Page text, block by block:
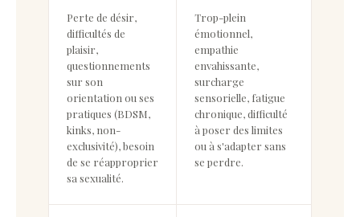
Perte de désir,
difficultés de
plaisir,
questionnements
sur son
orientation ou ses
pratiques (BDSM,
kinks, non-
exclusivité), besoin
de se réapproprier
sa sexualité.
Trop-plein
émotionnel,
empathie
envahissante,
surcharge
sensorielle, fatigue
chronique, difficulté
à poser des limites
ou à s'adapter sans
se perdre.